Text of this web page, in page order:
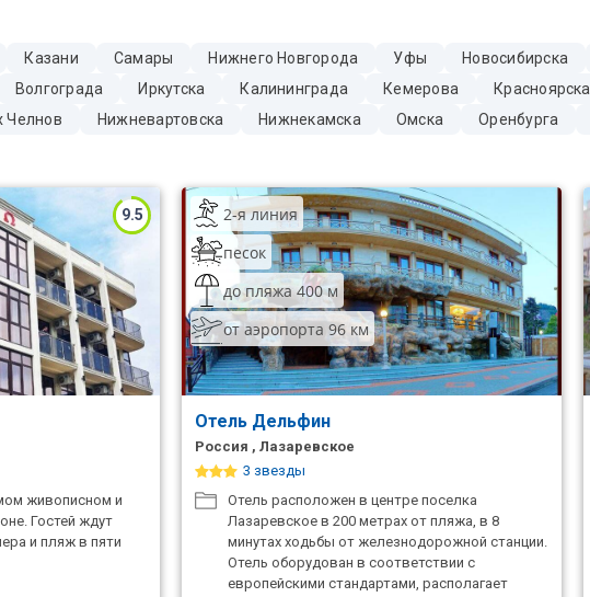
Казани Самары Нижнего Новгорода Уфы Новосибирска
Волгограда Иркутска Калининграда Кемерова Красноярска
Челнов Нижневартовска Нижнекамска Омска Оренбурга
9.5
живописном и
Гостей ждут
и пляж в пяти
2-я линия
песок
до пляжа 400 м
от аэропорта 96 км
Отель Дельфин
Россия , Лазаревское
3 звезды
Отель расположен в центре поселка
Лазаревское в 200 метрах от пляжа, в 8
минутах ходьбы от железнодорожной станции.
Отель оборудован в соответствии с
европейскими стандартами, располагает